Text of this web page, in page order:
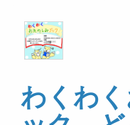
わくわ